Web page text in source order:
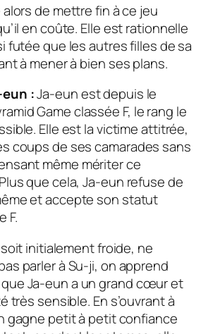
de mettre fin à ce jeu
en coûte. Elle est rationnelle
futée que les autres filles de sa
à mener à bien ses plans.
:Ja-eun est depuis le
Game classée F, le rang le
Elle est la victime attitrée,
coups de ses camarades sans
même mériter ce
que cela, Ja-eun refuse de
et accepte son statut
F.
soit initialement froide, ne
parler à Su-ji, on apprend
Ja-eun a un grand cœur et
très sensible. En s’ouvrant à
gagne petit à petit confiance